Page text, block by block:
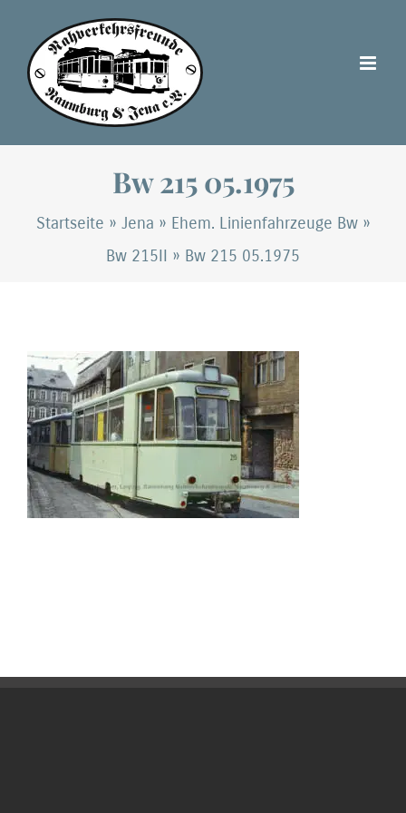
Inhalt
springen
Bw 215 05.1975
Startseite » Jena » Ehem. Linienfahrzeuge Bw»
Bw 215II » Bw 215 05.1975